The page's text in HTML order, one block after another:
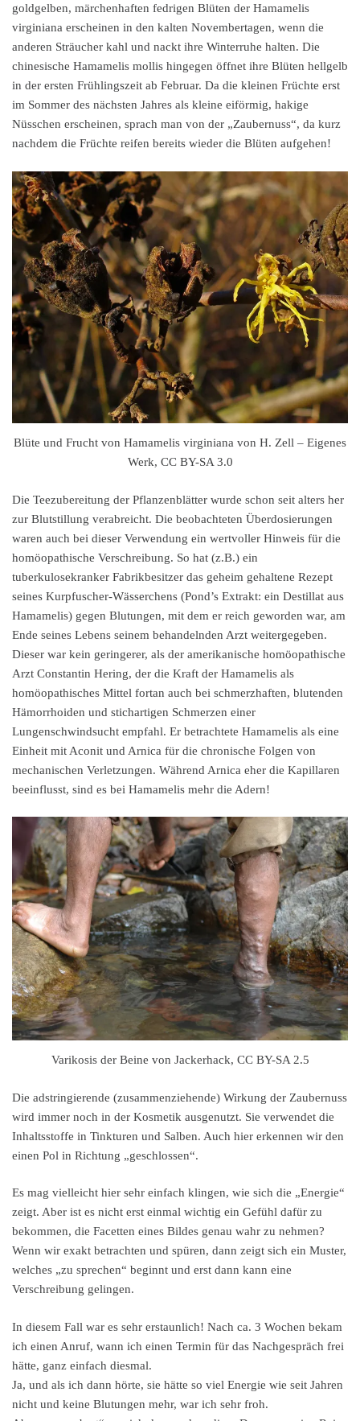
goldgelben, märchenhaften fedrigen Blüten der Hamamelis
virginiana erscheinen in den kalten Novembertagen, wenn die
anderen Sträucher kahl und nackt ihre Winterruhe halten. Die
chinesische Hamamelis mollis hingegen öffnet ihre Blüten hellgelb
in der ersten Frühlingszeit ab Februar. Da die kleinen Früchte erst
im Sommer des nächsten Jahres als kleine eiförmig, hakige
Nüsschen erscheinen, sprach man von der „Zaubernuss“, da kurz
nachdem die Früchte reifen bereits wieder die Blüten aufgehen!
Blüte und Frucht von Hamamelis virginiana von H. Zell – Eigenes
Werk, CC BY-SA 3.0
Die Teezubereitung der Pflanzenblätter wurde schon seit alters her
zur Blutstillung verabreicht. Die beobachteten Überdosierungen
waren auch bei dieser Verwendung ein wertvoller Hinweis für die
homöopathische Verschreibung. So hat (z.B.) ein
tuberkulosekranker Fabrikbesitzer das geheim gehaltene Rezept
seines Kurpfuscher-Wässerchens (Pond’s Extrakt: ein Destillat aus
Hamamelis) gegen Blutungen, mit dem er reich geworden war, am
Ende seines Lebens seinem behandelnden Arzt weitergegeben.
Dieser war kein geringerer, als der amerikanische homöopathische
Arzt Constantin Hering, der die Kraft der Hamamelis als
homöopathisches Mittel fortan auch bei schmerzhaften, blutenden
Hämorrhoiden und stichartigen Schmerzen einer
Lungenschwindsucht empfahl. Er betrachtete Hamamelis als eine
Einheit mit Aconit und Arnica für die chronische Folgen von
mechanischen Verletzungen. Während Arnica eher die Kapillaren
beeinflusst, sind es bei Hamamelis mehr die Adern!
Varikosis der Beine von Jackerhack, CC BY-SA 2.5
Die adstringierende (zusammenziehende) Wirkung der Zaubernuss
wird immer noch in der Kosmetik ausgenutzt. Sie verwendet die
Inhaltsstoffe in Tinkturen und Salben. Auch hier erkennen wir den
einen Pol in Richtung „geschlossen“.
Es mag vielleicht hier sehr einfach klingen, wie sich die „Energie“
zeigt. Aber ist es nicht erst einmal wichtig ein Gefühl dafür zu
bekommen, die Facetten eines Bildes genau wahr zu nehmen?
Wenn wir exakt betrachten und spüren, dann zeigt sich ein Muster,
welches „zu sprechen“ beginnt und erst dann kann eine
Verschreibung gelingen.
In diesem Fall war es sehr erstaunlich! Nach ca. 3 Wochen bekam
ich einen Anruf, wann ich einen Termin für das Nachgespräch frei
hätte, ganz einfach diesmal.
Ja, und als ich dann hörte, sie hätte so viel Energie wie seit Jahren
nicht und keine Blutungen mehr, war ich sehr froh.